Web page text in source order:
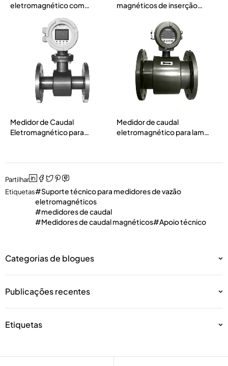
eletromagnético com
flange (MTF-F-100)
magnéticos de inserção
Medidor de Caudal
Eletromagnético para
Medidor de caudal
eletromagnético para lamas
Partilhar
Etiquetas
Suporte técnico para medidores de vazão
eletromagnéticos
medidores de caudal
Medidores de caudal magnéticos
Apoio técnico
Categorias de blogues
Publicações recentes
Etiquetas